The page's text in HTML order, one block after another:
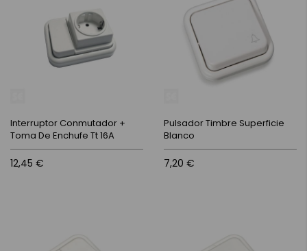
Interruptor Conmutador +
Toma De Enchufe Tt 16A
12,45 €
Pulsador Timbre Superficie
Blanco
7,20 €